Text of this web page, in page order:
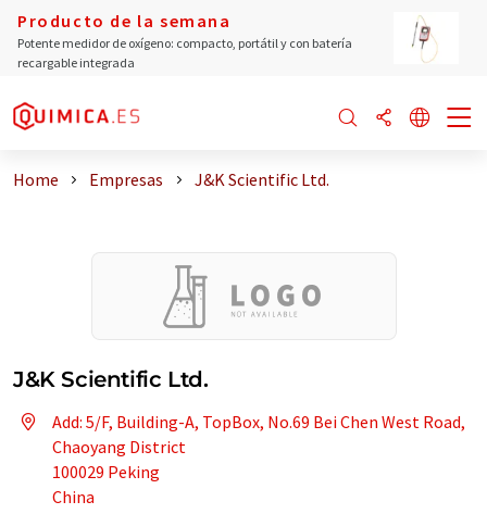
Producto de la semana
Potente medidor de oxígeno: compacto, portátil y con batería
recargable integrada
Home Empresas J&K Scientific Ltd.
J&K Scientific Ltd.
Add: 5/F, Building-A, TopBox, No.69 Bei Chen West Road,
Chaoyang District
100029 Peking
China